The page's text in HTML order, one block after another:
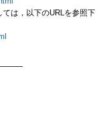
は，以下のURLを参照下